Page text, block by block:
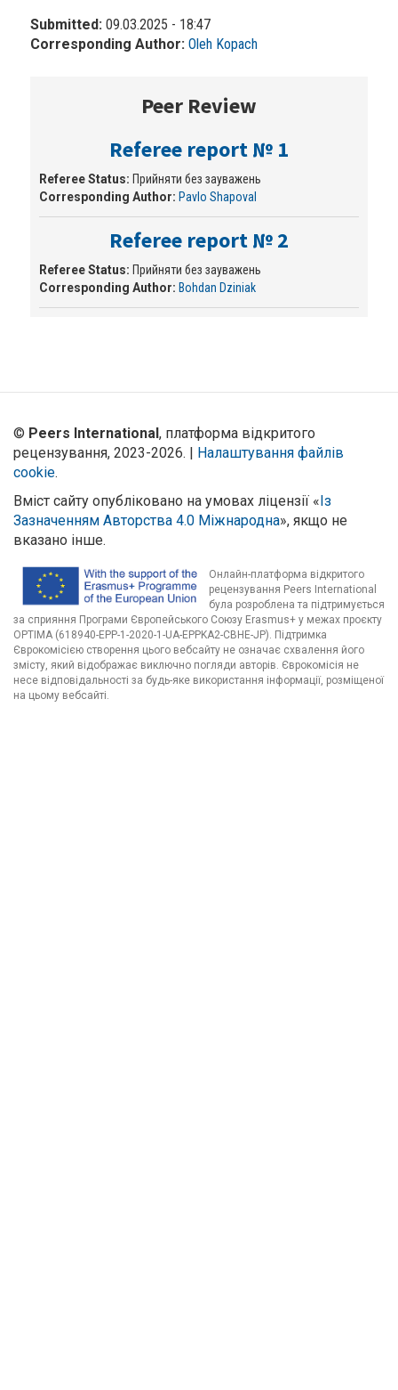
Submitted: 09.03.2025 - 18:47
Corresponding Author: Oleh Kopach
Peer Review
Referee report № 1
Referee Status: Прийняти без зауважень
Corresponding Author: Pavlo Shapoval
Referee report № 2
Referee Status: Прийняти без зауважень
Corresponding Author: Bohdan Dziniak
© Peers International, платформа відкритого
рецензування, 2023-2026. | Налаштування файлів
cookie.
Вміст сайту опубліковано на умовах ліцензії «Із
Зазначенням Авторства 4.0 Міжнародна», якщо не
вказано інше.
Онлайн-платформа відкритого
рецензування Peers International
була розроблена та підтримується
за сприяння Програми Європейського Союзу Erasmus+ у межах проєкту
OPTIMA (618940-EPP-1-2020-1-UA-EPPKA2-CBHE-JP). Підтримка
Єврокомісією створення цього вебсайту не означає схвалення його
змісту, який відображає виключно погляди авторів. Єврокомісія не
несе відповідальності за будь-яке використання інформації, розміщеної
на цьому вебсайті.